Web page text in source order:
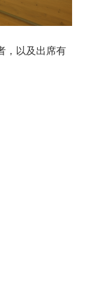
，以及出席有